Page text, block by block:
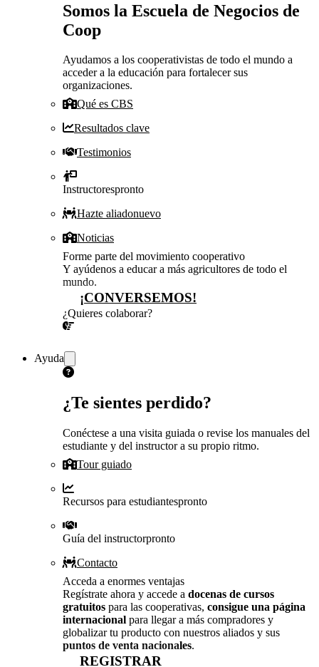
Somos la Escuela de Negocios de
Coop
Ayudamos a los cooperativistas de todo el mundo a
acceder a la educación para fortalecer sus
organizaciones.
Qué es CBS
Resultados clave
Testimonios
Instructorespronto
Hazte aliadonuevo
Noticias
Forme parte del movimiento cooperativo
Y ayúdenos a educar a más agricultores de todo el
mundo.
¡CONVERSEMOS!
¿Quieres colaborar?
Ayuda
¿Te sientes perdido?
Conéctese a una visita guiada o revise los manuales del
estudiante y del instructor a su propio ritmo.
Tour guiado
Recursos para estudiantespronto
Guía del instructorpronto
Contacto
Acceda a enormes ventajas
Regístrate ahora y accede a docenas de cursos
gratuitos para las cooperativas, consigue una página
internacional para llegar a más compradores y
globalizar tu producto con nuestros aliados y sus
puntos de venta nacionales.
REGISTRAR